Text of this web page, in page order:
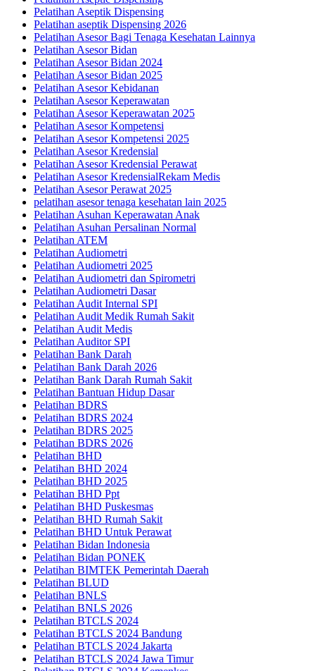
Pelatihan Aseptik Dispensing
Pelatihan aseptik Dispensing 2026
Pelatihan Asesor Bagi Tenaga Kesehatan Lainnya
Pelatihan Asesor Bidan
Pelatihan Asesor Bidan 2024
Pelatihan Asesor Bidan 2025
Pelatihan Asesor Kebidanan
Pelatihan Asesor Keperawatan
Pelatihan Asesor Keperawatan 2025
Pelatihan Asesor Kompetensi
Pelatihan Asesor Kompetensi 2025
Pelatihan Asesor Kredensial
Pelatihan Asesor Kredensial Perawat
Pelatihan Asesor KredensialRekam Medis
Pelatihan Asesor Perawat 2025
pelatihan asesor tenaga kesehatan lain 2025
Pelatihan Asuhan Keperawatan Anak
Pelatihan Asuhan Persalinan Normal
Pelatihan ATEM
Pelatihan Audiometri
Pelatihan Audiometri 2025
Pelatihan Audiometri dan Spirometri
Pelatihan Audiometri Dasar
Pelatihan Audit Internal SPI
Pelatihan Audit Medik Rumah Sakit
Pelatihan Audit Medis
Pelatihan Auditor SPI
Pelatihan Bank Darah
Pelatihan Bank Darah 2026
Pelatihan Bank Darah Rumah Sakit
Pelatihan Bantuan Hidup Dasar
Pelatihan BDRS
Pelatihan BDRS 2024
Pelatihan BDRS 2025
Pelatihan BDRS 2026
Pelatihan BHD
Pelatihan BHD 2024
Pelatihan BHD 2025
Pelatihan BHD Ppt
Pelatihan BHD Puskesmas
Pelatihan BHD Rumah Sakit
Pelatihan BHD Untuk Perawat
Pelatihan Bidan Indonesia
Pelatihan Bidan PONEK
Pelatihan BIMTEK Pemerintah Daerah
Pelatihan BLUD
Pelatihan BNLS
Pelatihan BNLS 2026
Pelatihan BTCLS 2024
Pelatihan BTCLS 2024 Bandung
Pelatihan BTCLS 2024 Jakarta
Pelatihan BTCLS 2024 Jawa Timur